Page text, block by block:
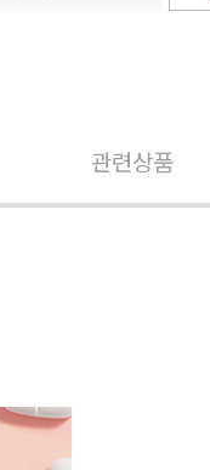
관련상품